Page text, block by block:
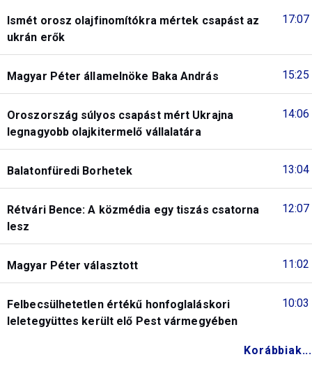
17:07
Ismét orosz olajfinomítókra mértek csapást az
ukrán erők
15:25
Magyar Péter államelnöke Baka András
14:06
Oroszország súlyos csapást mért Ukrajna
legnagyobb olajkitermelő vállalatára
13:04
Balatonfüredi Borhetek
12:07
Rétvári Bence: A közmédia egy tiszás csatorna
lesz
11:02
Magyar Péter választott
10:03
Felbecsülhetetlen értékű honfoglaláskori
leletegyüttes került elő Pest vármegyében
Korábbiak...